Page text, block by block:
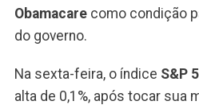
Obamacarecomo condição
do governo.
Na sexta-feira, o índice S&P
alta de 0,1%, após tocar sua